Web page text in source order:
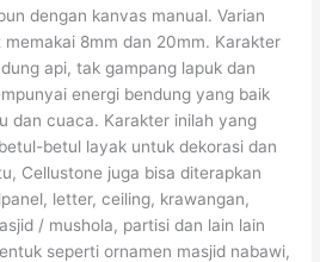
dengan kanvas manual. Varian
8mm dan 20mm. Karakter
api, tak gampang lapuk dan
energi bendung yang baik
dan cuaca. Karakter inilah yang
betul layak untuk dekorasi dan
Cellustone juga bisa diterapkan
letter, ceiling, krawangan,
/ mushola, partisi dan lain lain
seperti ornamen masjid nabawi,